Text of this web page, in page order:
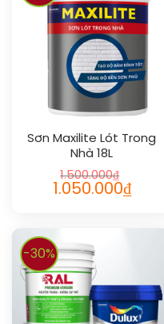
Sơn Maxilite Lót Trong
Nhà 18L
1.500.000₫
1.050.000₫
-30%